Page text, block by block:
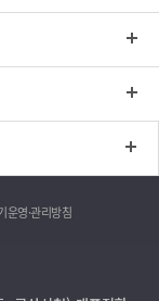
운영·관리방침